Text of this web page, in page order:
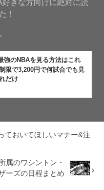
きな方向けに絶対に読
！
強のNBAを見る方法はこれ
限で3,200円で何試合でも見
だけ
ておいてほしいマナー&注
属のワシントン・
ーズの日程まとめ